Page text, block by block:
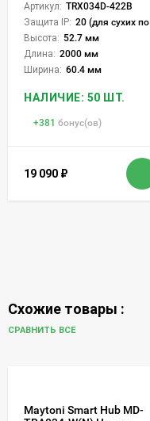
Артикул: TRX034D-422B
Защита IP: 20 (для сухих пом.)
Высота: 52.7 мм
Длина: 2000 мм
Ширина: 60.4 мм
НАЛИЧИЕ: 50 ШТ.
+381 бонус(ов)
19 090 ₽
Схожие товары :
СРАВНИТЬ ВСЕ
Maytoni Smart Hub MD-